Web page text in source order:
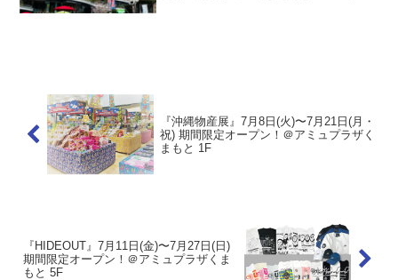
『沖縄物産展』7月8日(火)〜7月21日(月・
祝) 期間限定オープン！＠アミュプラザく
まもと 1F
『HIDEOUT』7月11日(金)〜7月27日(日)
期間限定オープン！＠アミュプラザくま
もと 5F